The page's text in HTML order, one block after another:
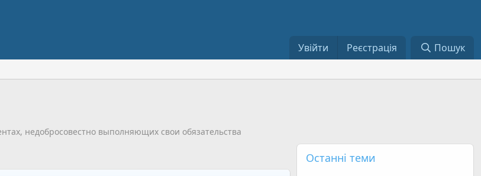
Увійти Реєстрація Пошук
недобросовестно выполняющих свои обязательства
Останні теми